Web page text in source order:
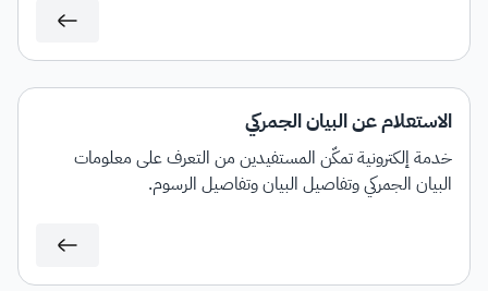
الاستعلام عن البيان الجمركي
خدمة إلكترونية تمكّن المستفيدين من التعرف على معلومات
البيان الجمركي وتفاصيل البيان وتفاصيل الرسوم.